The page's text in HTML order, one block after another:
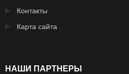
Контакты
Карта сайта
НАШИ ПАРТНЕРЫ